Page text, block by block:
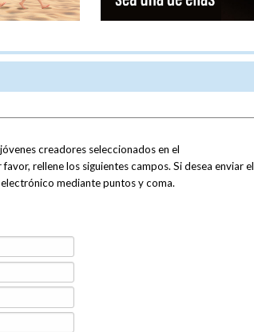
creadores seleccionados en el
rellene los siguientes campos. Si desea enviar el
mediante puntos y coma.